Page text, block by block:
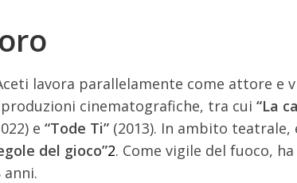
lavora parallelamente come attore e
cinematografiche, tra cui “La
e “Tode Ti” (2013). In ambito teatrale,
del gioco”2. Come vigile del fuoco,